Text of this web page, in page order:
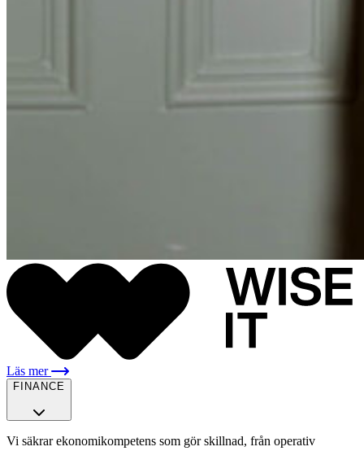
Läs mer
FINANCE
Vi säkrar ekonomikompetens som gör skillnad, från operativ